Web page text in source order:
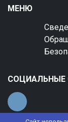
МЕНЮ
СОЦИАЛЬНЫЕ